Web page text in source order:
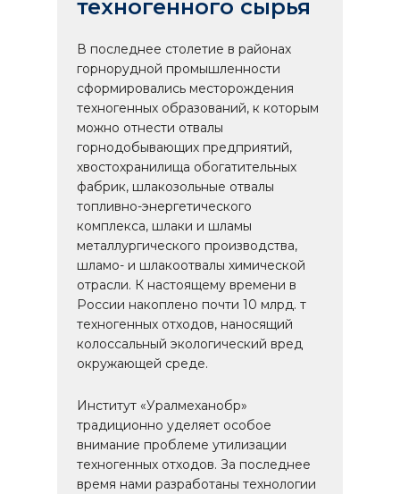
техногенного сырья
В последнее столетие в районах
горнорудной промышленности
сформировались месторождения
техногенных образований, к которым
можно отнести отвалы
горнодобывающих предприятий,
хвостохранилища обогатительных
фабрик, шлакозольные отвалы
топливно-энергетического
комплекса, шлаки и шламы
металлургического производства,
шламо- и шлакоотвалы химической
отрасли. К настоящему времени в
России накоплено почти 10 млрд. т
техногенных отходов, наносящий
колоссальный экологический вред
окружающей среде.
Институт «Уралмеханобр»
традиционно уделяет особое
внимание проблеме утилизации
техногенных отходов. За последнее
время нами разработаны технологии